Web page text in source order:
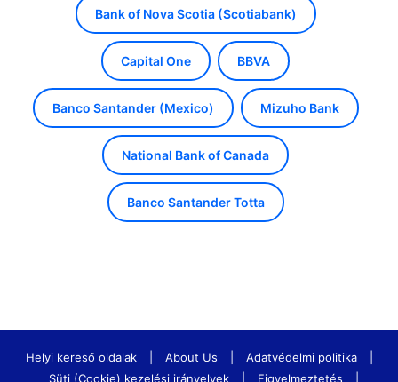
Bank of Nova Scotia (Scotiabank)
Capital One BBVA
Banco Santander (Mexico) Mizuho Bank
National Bank of Canada
Banco Santander Totta
Helyi kereső oldalak About Us Adatvédelmi politika
Süti (Cookie) kezelési irányelvek
Figyelmeztetés